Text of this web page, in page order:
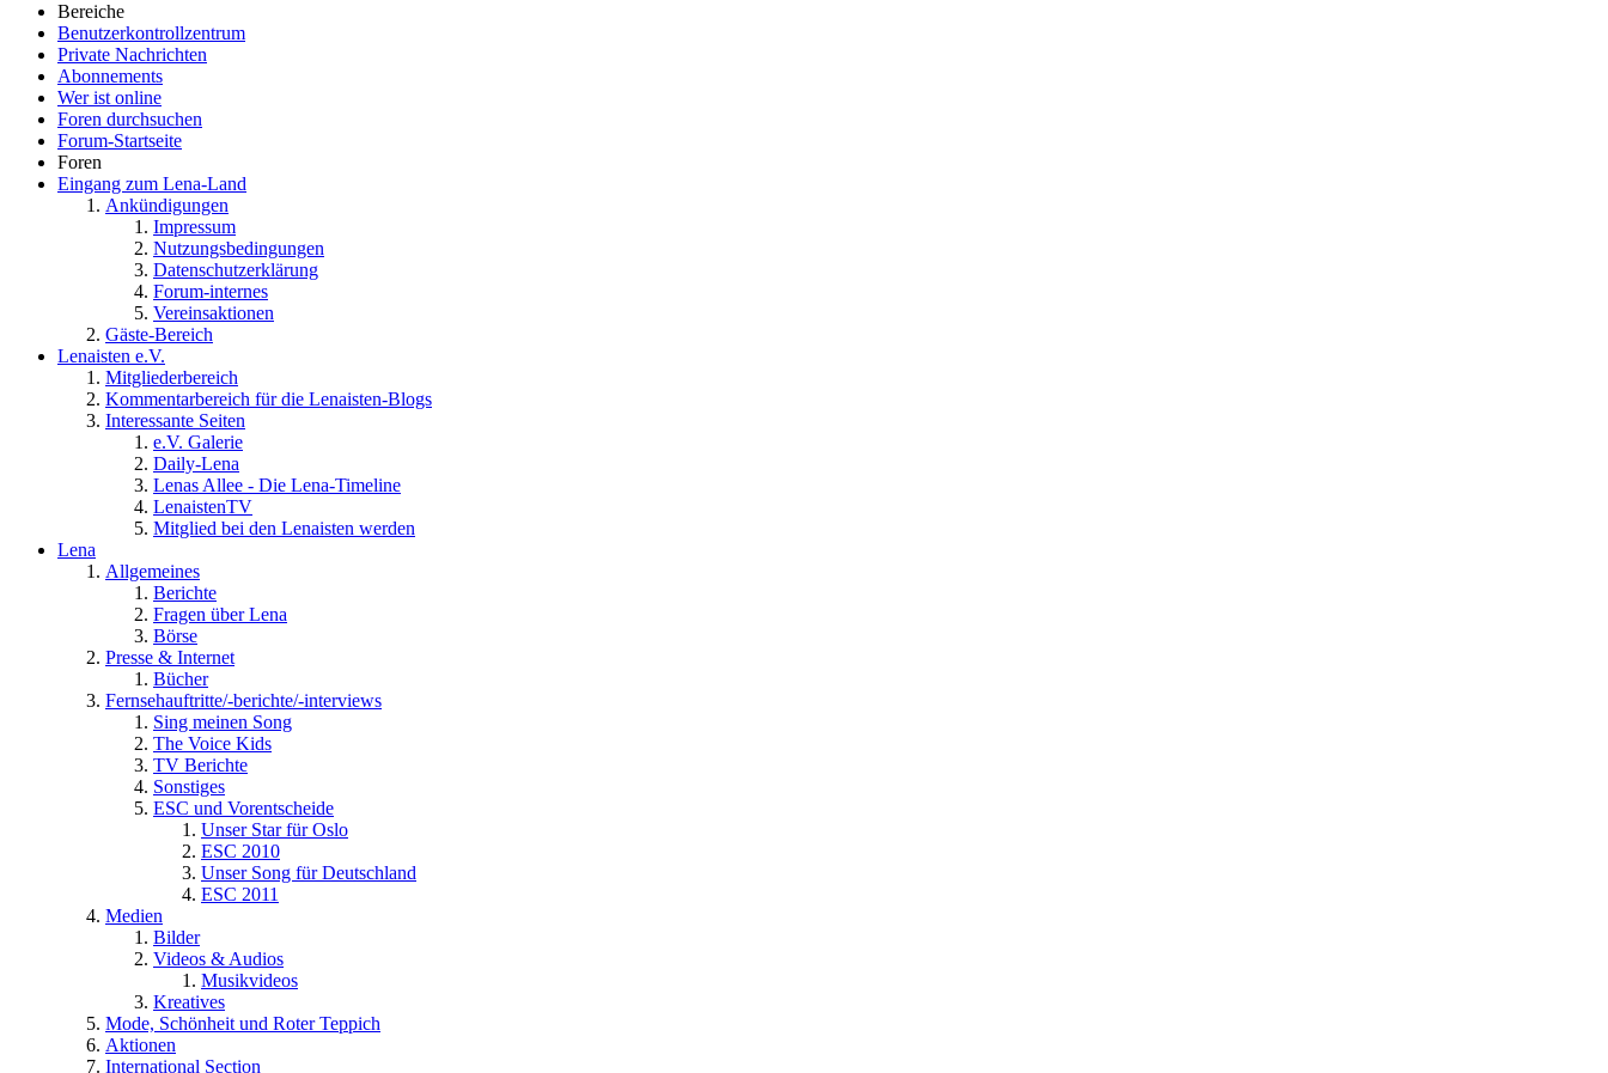
Bereiche
Benutzerkontrollzentrum
Private Nachrichten
Abonnements
Wer ist online
Foren durchsuchen
Forum-Startseite
Foren
Eingang zum Lena-Land
Ankündigungen
Impressum
Nutzungsbedingungen
Datenschutzerklärung
Forum-internes
Vereinsaktionen
Gäste-Bereich
Lenaisten e.V.
Mitgliederbereich
Kommentarbereich für die Lenaisten-Blogs
Interessante Seiten
e.V. Galerie
Daily-Lena
Lenas Allee - Die Lena-Timeline
LenaistenTV
Mitglied bei den Lenaisten werden
Lena
Allgemeines
Berichte
Fragen über Lena
Börse
Presse & Internet
Bücher
Fernsehauftritte/-berichte/-interviews
Sing meinen Song
The Voice Kids
TV Berichte
Sonstiges
ESC und Vorentscheide
Unser Star für Oslo
ESC 2010
Unser Song für Deutschland
ESC 2011
Medien
Bilder
Videos & Audios
Musikvideos
Kreatives
Mode, Schönheit und Roter Teppich
Aktionen
International Section